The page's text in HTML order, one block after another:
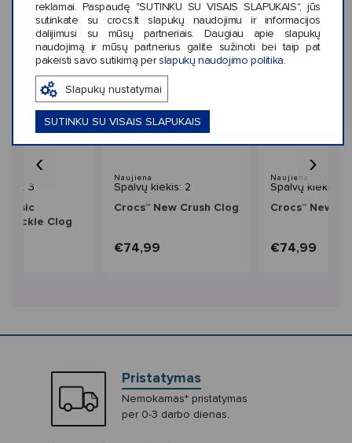
reklamai. Paspaudę "SUTINKU SU VISAIS SLAPUKAIS", jūs
sutinkate su crocs.lt slapukų naudojimu ir informacijos
dalijimusi su mūsų partneriais. Daugiau apie slapukų
naudojimą ir mūsų partnerius galite sužinoti bei taip pat
pakeisti savo sutikimą per slapukų naudojimo politika.
Slapukų nustatymai
SUTINKU SU VISAIS SLAPUKAIS
Panašaus stiliaus prekės
3
Buckle Clog
Naujiena
Spalvų kiekis: 2
Crocs™ New Crush Clog
€74,99
Naujiena
Spalvų kiekis: 2
Crocs™ New
€74,99
‹ ›
Pristatymas
Nemokamas* pristatymas
per 0-3 darbo dienas.